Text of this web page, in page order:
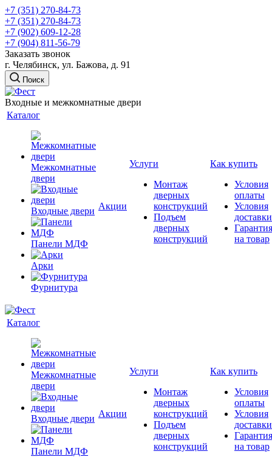
+7 (351) 270-84-73
+7 (351) 270-84-73
+7 (902) 609-12-28
+7 (904) 811-56-79
Заказать звонок
г. Челябинск, ул. Бажова, д. 91
Поиск
Входные и межкомнатные двери
Каталог
Межкомнатные
двери
Входные двери
Панели МДФ
Арки
Фурнитура
Акции
Услуги
Монтаж
дверных
конструкций
Подъем
дверных
конструкций
Как купить
Условия
оплаты
Условия
доставки
Гарантия
на товар
Каталог
Межкомнатные
двери
Входные двери
Панели МДФ
Акции
Услуги
Монтаж
дверных
конструкций
Подъем
дверных
конструкций
Как купить
Условия
оплаты
Условия
доставки
Гарантия
на товар